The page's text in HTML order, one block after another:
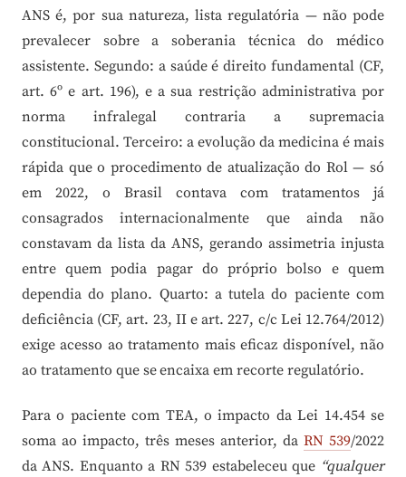
ANS é, por sua natureza, lista regulatória — não pode
prevalecer sobre a soberania técnica do médico
assistente. Segundo: a saúde é direito fundamental (CF,
art. 6º e art. 196), e a sua restrição administrativa por
norma infralegal contraria a supremacia
constitucional. Terceiro: a evolução da medicina é mais
rápida que o procedimento de atualização do Rol — só
em 2022, o Brasil contava com tratamentos já
consagrados internacionalmente que ainda não
constavam da lista da ANS, gerando assimetria injusta
entre quem podia pagar do próprio bolso e quem
dependia do plano. Quarto: a tutela do paciente com
deficiência (CF, art. 23, II e art. 227, c/c Lei 12.764/2012)
exige acesso ao tratamento mais eficaz disponível, não
ao tratamento que se encaixa em recorte regulatório.
Para o paciente com TEA, o impacto da Lei 14.454 se
soma ao impacto, três meses anterior, da RN 539/2022
da ANS. Enquanto a RN 539 estabeleceu que “qualquer